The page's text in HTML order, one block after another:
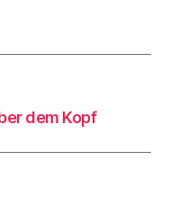
dem Kopf